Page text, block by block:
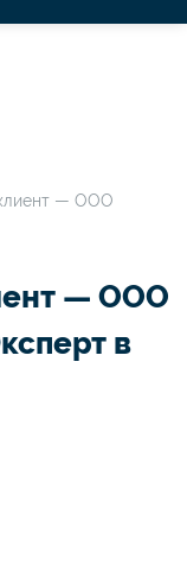
— ООО
— ООО
в